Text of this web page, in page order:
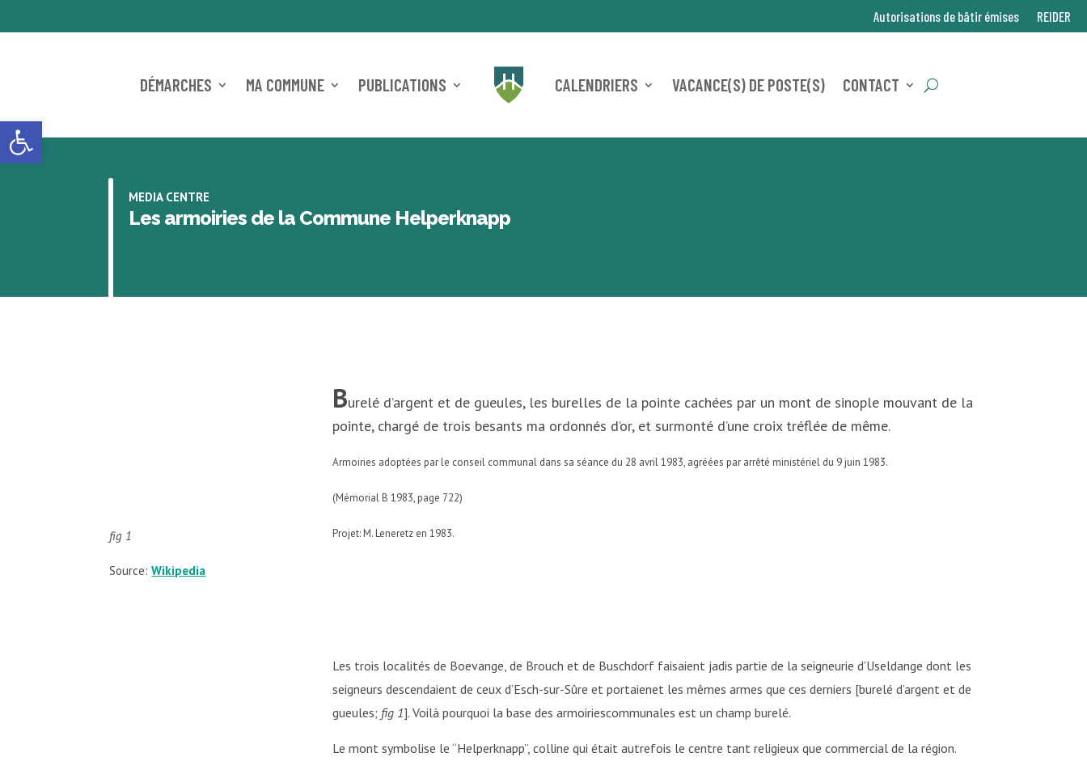
Ouvrir la barre d’outils
Autorisations de bâtir émises REIDER
DÉMARCHES MA COMMUNE PUBLICATIONS CALENDRIERS VACANCE(S) DE POSTE(S) CONTACT
MEDIA CENTRE
Les armoiries de la Commune Helperknapp
fig 1
Source: Wikipedia
Burelé d’argent et de gueules, les burelles de la pointe cachées par un mont de sinople mouvant de la
pointe, chargé de trois besants ma ordonnés d’or, et surmonté d’une croix tréflée de même.
Armoiries adoptées par le conseil communal dans sa séance du 28 avril 1983, agréées par arrêté ministériel du 9 juin 1983.
(Mémorial B 1983, page 722)
Projet: M. Leneretz en 1983.
Les trois localités de Boevange, de Brouch et de Buschdorf faisaient jadis partie de la seigneurie d’Useldange dont les
seigneurs descendaient de ceux d’Esch-sur-Sûre et portaienet les mêmes armes que ces derniers [burelé d’argent et de
gueules; fig 1]. Voilà pourquoi la base des armoiriescommunales est un champ burelé.
Le mont symbolise le “Helperknapp”, colline qui était autrefois le centre tant religieux que commercial de la région.